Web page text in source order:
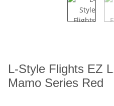
L-Style Flights EZ
Mamo Series Red